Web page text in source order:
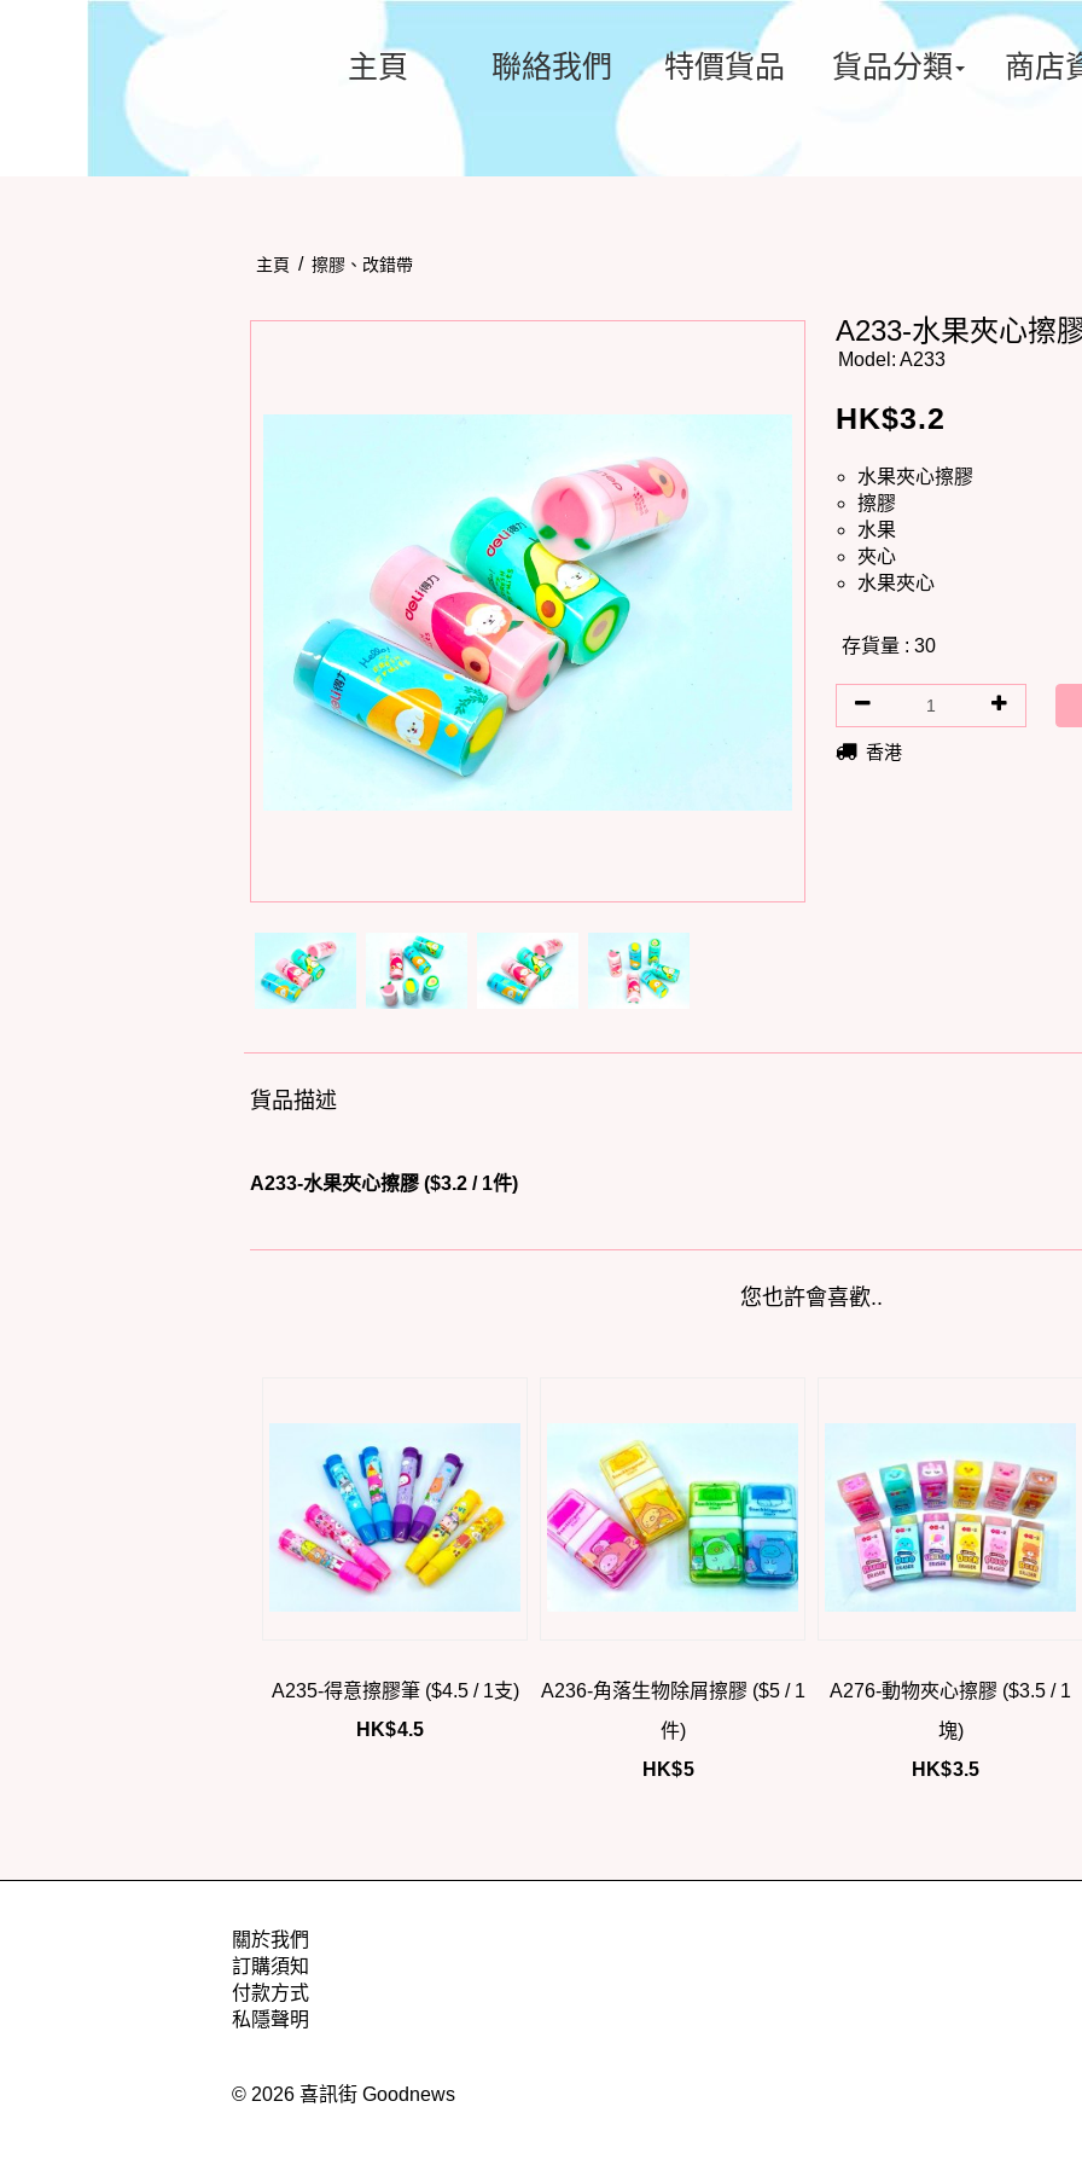
主頁 聯絡我們 特價貨品 貨品分類 商店
主頁 / 擦膠、改錯帶
A233-水果夾心擦
Model: A233
HK$3.2
水果夾心擦膠
擦膠
水果
夾心
水果夾心
存貨量 : 30
香港
貨品描述
A233-水果夾心擦膠 ($3.2 / 1件)
您也許會喜歡..
A235-得意擦膠筆 ($4.5 / 1支)
HK$4.5
A236-角落生物除屑擦膠 ($5 / 1
件)
HK$5
A276-動物夾心擦膠 ($3.5 / 1
塊)
HK$3.5
關於我們
訂購須知
付款方式
私隱聲明
© 2026 喜訊街 Goodnews